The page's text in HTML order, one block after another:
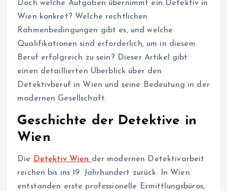
Doch welche Aufgaben übernimmt ein Detektiv in
Wien konkret? Welche rechtlichen
Rahmenbedingungen gibt es, und welche
Qualifikationen sind erforderlich, um in diesem
Beruf erfolgreich zu sein? Dieser Artikel gibt
einen detaillierten Überblick über den
Detektivberuf in Wien und seine Bedeutung in der
modernen Gesellschaft.
Geschichte der Detektive in
Wien
Die Detektiv Wien der modernen Detektivarbeit
reichen bis ins 19. Jahrhundert zurück. In Wien
entstanden erste professionelle Ermittlungsbüros,